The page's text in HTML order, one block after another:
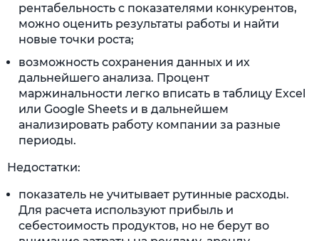
рентабельность с показателями конкурентов,
можно оценить результаты работы и найти
новые точки роста;
возможность сохранения данных и их
дальнейшего анализа. Процент
маржинальности легко вписать в таблицу Excel
или Google Sheets и в дальнейшем
анализировать работу компании за разные
периоды.
Недостатки:
показатель не учитывает рутинные расходы.
Для расчета используют прибыль и
себестоимость продуктов, но не берут во